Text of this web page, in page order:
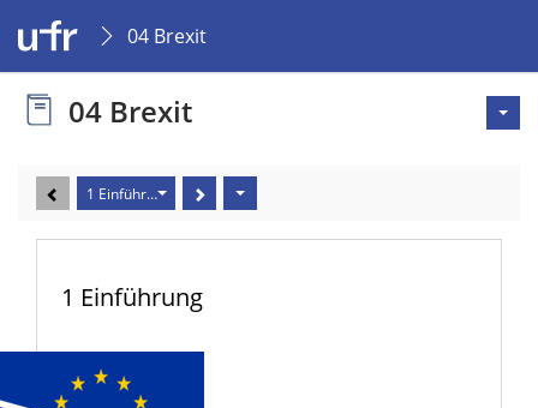
04 Brexit
04 Brexit
1 Einführung
1 Einführung